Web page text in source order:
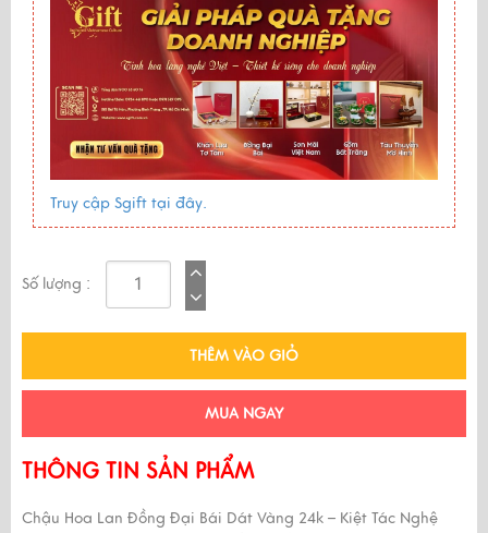
Truy cập Sgift tại đây.
Số lượng :
THÊM VÀO GIỎ
MUA NGAY
THÔNG TIN SẢN PHẨM
Chậu Hoa Lan Đồng Đại Bái Dát Vàng 24k – Kiệt Tác Nghệ